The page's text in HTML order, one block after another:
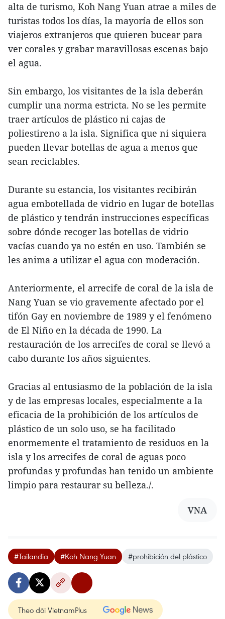
alta de turismo, Koh Nang Yuan atrae a miles de
turistas todos los días, la mayoría de ellos son
viajeros extranjeros que quieren bucear para
ver corales y grabar maravillosas escenas bajo
el agua.
Sin embargo, los visitantes de la isla deberán
cumplir una norma estricta. No se les permite
traer artículos de plástico ni cajas de
poliestireno a la isla. Significa que ni siquiera
pueden llevar botellas de agua a menos que
sean reciclables.
Durante su estancia, los visitantes recibirán
agua embotellada de vidrio en lugar de botellas
de plástico y tendrán instrucciones específicas
sobre dónde recoger las botellas de vidrio
vacías cuando ya no estén en uso. También se
les anima a utilizar el agua con moderación.
Anteriormente, el arrecife de coral de la isla de
Nang Yuan se vio gravemente afectado por el
tifón Gay en noviembre de 1989 y el fenómeno
de El Niño en la década de 1990. La
restauración de los arrecifes de coral se llevó a
cabo durante los años siguientes.
Gracias al entusiasmo de la población de la isla
y de las empresas locales, especialmente a la
eficacia de la prohibición de los artículos de
plástico de un solo uso, se ha facilitado
enormemente el tratamiento de residuos en la
isla y los arrecifes de coral de aguas poco
profundas y profundas han tenido un ambiente
limpio para restaurar su belleza./.
VNA
#Tailandia #Koh Nang Yuan #prohibición del plástico
Theo dõi VietnamPlus